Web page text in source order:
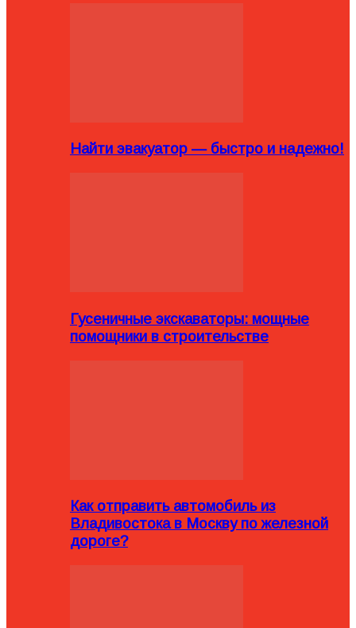
Найти эвакуатор — быстро и надежно!
Гусеничные экскаваторы: мощные
помощники в строительстве
Как отправить автомобиль из
Владивостока в Москву по железной
дороге?